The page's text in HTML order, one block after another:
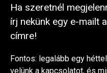
Ha szeretnél
írj nekünk egy e-mailt a
címre!
Fontos: legalább egy
velünk a kapcsolatot, és